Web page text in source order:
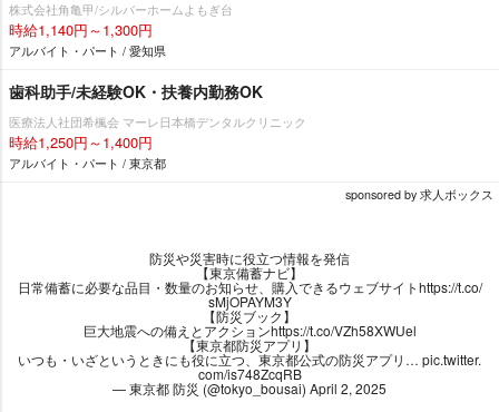
株式会社角亀甲/シルバーホームよもぎ台
時給1,140円～1,300円
アルバイト・パート / 愛知県
歯科助手/未経験OK・扶養内勤務OK
医療法人社団希楓会 マーレ日本橋デンタルクリニック
時給1,250円～1,400円
アルバイト・パート / 東京都
sponsored by 求人ボックス
防災や災害時に役立つ情報を発信
【東京備蓄ナビ】
日常備蓄に必要な品目・数量のお知らせ、購入できるウェブサイトhttps://t.co/
sMjOPAYM3Y
【防災ブック】
巨大地震への備えとアクションhttps://t.co/VZh58XWUel
【東京都防災アプリ】
いつも・いざというときにも役に立つ、東京都公式の防災アプリ… pic.twitter.
com/is748ZcqRB
— 東京都 防災 (@tokyo_bousai) April 2, 2025